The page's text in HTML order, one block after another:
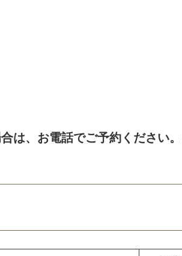
は、お電話でご予約ください。